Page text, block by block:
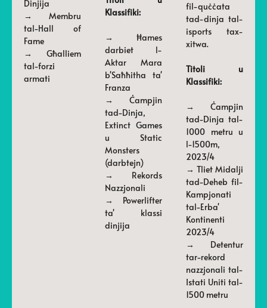
Dinjija
→ Membru
tal-Hall of
Fame
→ Għalliem
tal-forzi
armati
Klassifiki:
→ Ħames
darbiet l-
Aktar Mara
b'Saħħitha ta'
Franza
→ Ċampjin
tad-Dinja,
Extinct Games
u Static
Monsters
(darbtejn)
→ Rekords
Nazzjonali
→ Powerlifter
ta' klassi
dinjija
fil-quċċata
tad-dinja tal-
isports tax-
xitwa.
Titoli u
Klassifiki:
→ Ċampjin
tad-Dinja tal-
1000 metru u
l-1500m,
2023/4
→ Tliet Midalji
tad-Deheb fil-
Kampjonati
tal-Erba'
Kontinenti
2023/4
→ Detentur
tar-rekord
nazzjonali tal-
Istati Uniti tal-
1500 metru